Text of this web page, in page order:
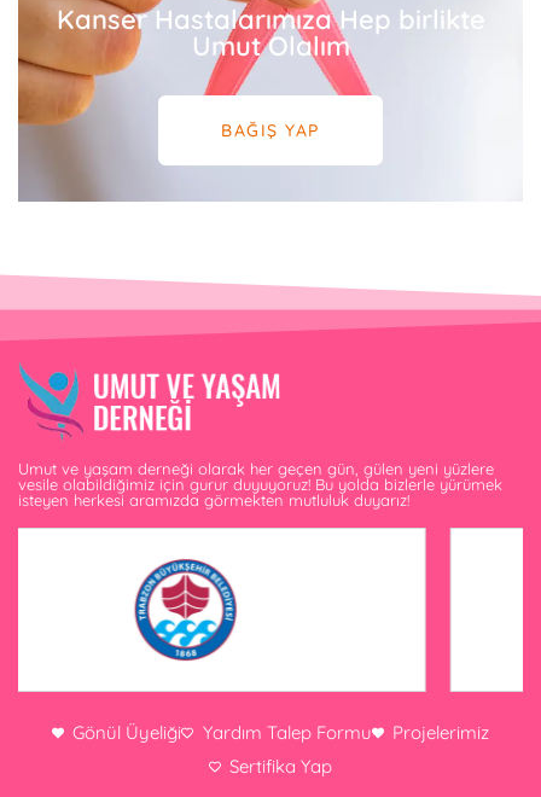
Kanser Hastalarımıza Hep birlikte
Umut Olalım
BAĞIŞ YAP
Umut ve yaşam derneği olarak her geçen gün, gülen yeni yüzlere
vesile olabildiğimiz için gurur duyuyoruz! Bu yolda bizlerle yürümek
isteyen herkesi aramızda görmekten mutluluk duyarız!
Gönül Üyeliği Yardım Talep Formu
Projelerimiz
Sertifika Yap